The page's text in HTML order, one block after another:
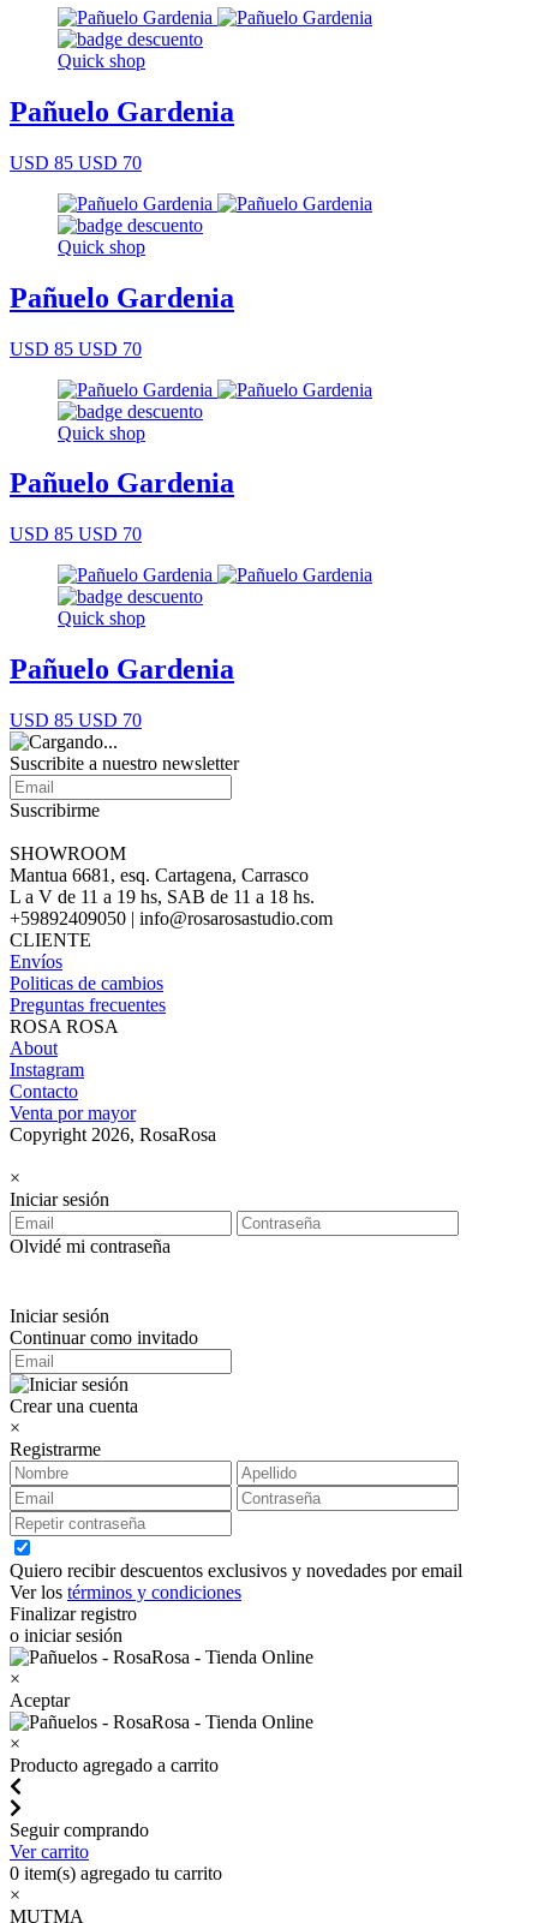
Quick shop
Pañuelo Gardenia
USD 85 USD 70
Quick shop
Pañuelo Gardenia
USD 85 USD 70
Quick shop
Pañuelo Gardenia
USD 85 USD 70
Quick shop
Pañuelo Gardenia
USD 85 USD 70
Suscribite a nuestro newsletter
Suscribirme
SHOWROOM
Mantua 6681, esq. Cartagena, Carrasco
L a V de 11 a 19 hs, SAB de 11 a 18 hs.
+59892409050 | info@rosarosastudio.com
CLIENTE
Envíos
Politicas de cambios
Preguntas frecuentes
ROSA ROSA
About
Instagram
Contacto
Venta por mayor
Copyright 2026, RosaRosa
×
Iniciar sesión
Olvidé mi contraseña
Iniciar sesión
Continuar como invitado
Crear una cuenta
×
Registrarme
Quiero recibir descuentos exclusivos y novedades por email
Ver los términos y condiciones
Finalizar registro
o iniciar sesión
×
Aceptar
×
Producto agregado a carrito
Seguir comprando
Ver carrito
0 item(s) agregado tu carrito
×
MUTMA